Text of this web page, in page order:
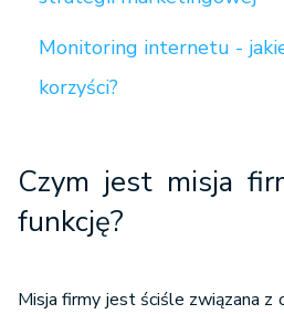
Monitoring internetu -
korzyści?
Czym jest misja
funkcję?
Misja firmy jest ściśle związana z